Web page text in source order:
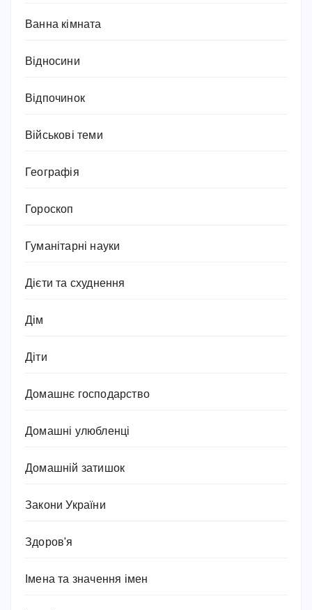
Ванна кімната
Відносини
Відпочинок
Військові теми
Географія
Гороскоп
Гуманітарні науки
Дієти та схуднення
Дім
Діти
Домашнє господарство
Домашні улюбленці
Домашній затишок
Закони України
Здоров'я
Імена та значення імен